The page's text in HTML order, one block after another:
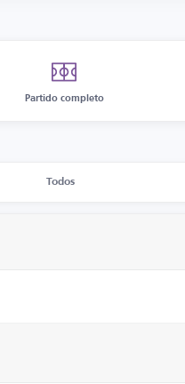
Partido completo
Todos